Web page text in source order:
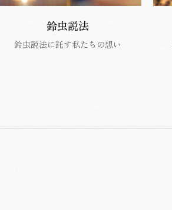
鈴虫説法
鈴虫説法に託す私たちの想い